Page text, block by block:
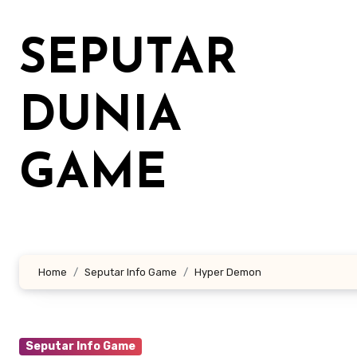
kontenSEPUTAR
DUNIA
GAME
Home Seputar Info Game Hyper Demon
Seputar Info Game